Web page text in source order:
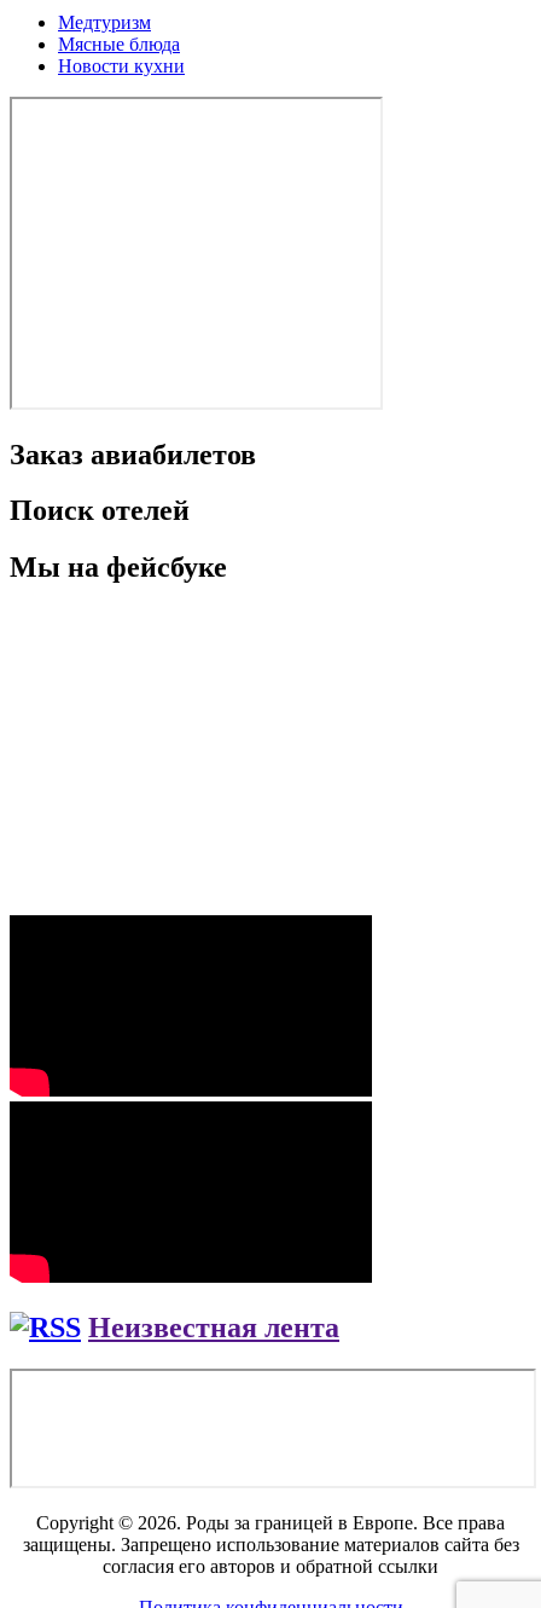
Медтуризм
Мясные блюда
Новости кухни
Заказ авиабилетов
Поиск отелей
Мы на фейсбуке
Неизвестная лента
Copyright © 2026. Роды за границей в Европе. Все права
защищены. Запрещено использование материалов сайта без
согласия его авторов и обратной ссылки